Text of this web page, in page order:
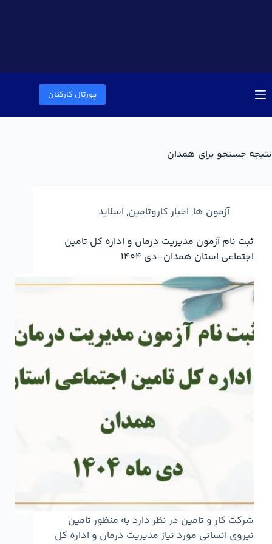
پورتال کارکنان
نتیجه جستجو برای همدان
آزمون ها, اخبار کاروتامین, اسلاید
ثبت نام آزمون مدیریت درمان و اداره کل تامین
اجتماعی استان همدان-دی 1404
شرکت کار و تامین در نظر دارد به منظور تامین
نیروی انسانی مورد نیاز مدیریت درمان و اداره کل